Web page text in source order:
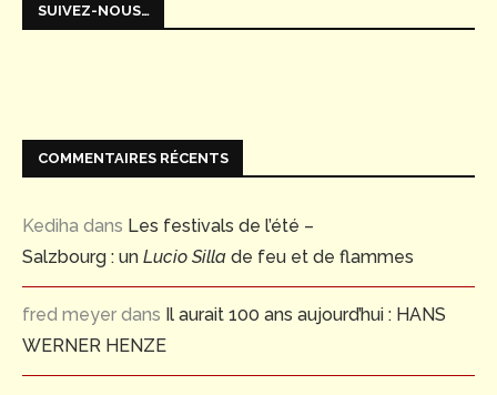
SUIVEZ-NOUS…
COMMENTAIRES RÉCENTS
Kediha dans Les festivals de l’été –
Salzbourg : un Lucio Silla de feu et de flammes
fred meyer dans Il aurait 100 ans aujourd’hui : HANS
WERNER HENZE